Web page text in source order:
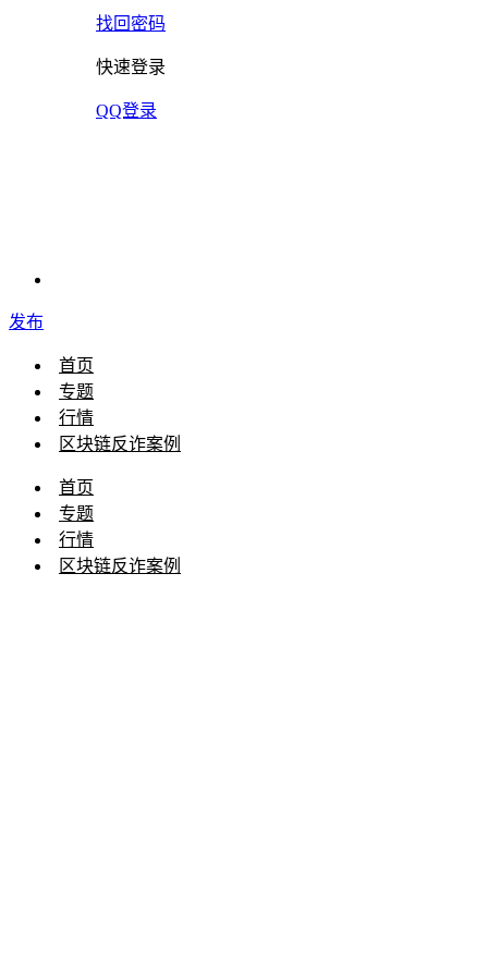
找回密码
快速登录
QQ登录
发布
首页
专题
行情
区块链反诈案例
首页
专题
行情
区块链反诈案例